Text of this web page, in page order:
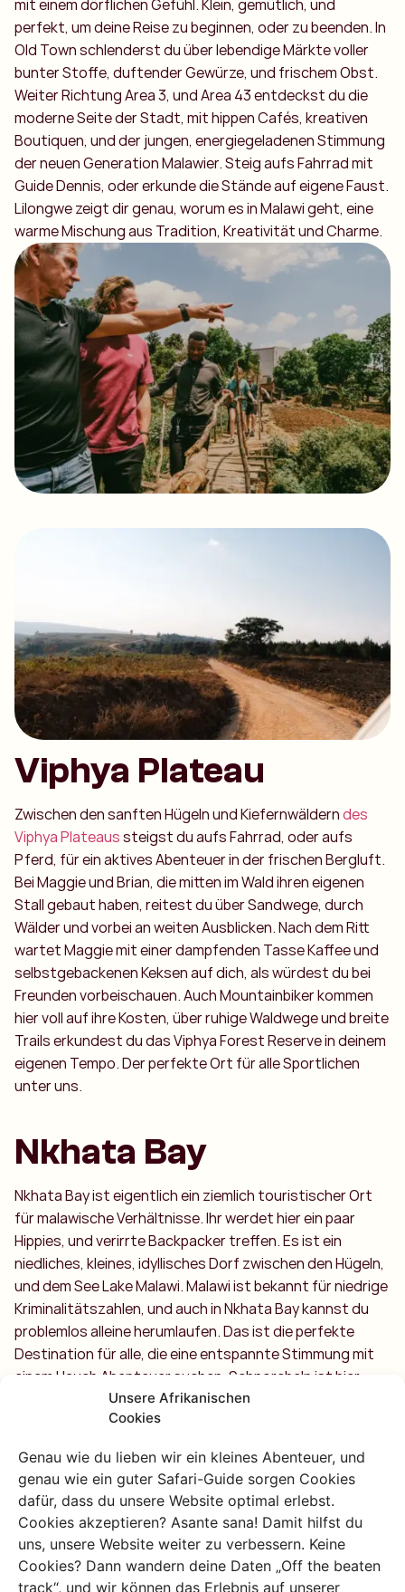
Unsere Afrikanischen
Cookies
Genau wie du lieben wir ein kleines Abenteuer, und
genau wie ein guter Safari-Guide sorgen Cookies
dafür, dass du unsere Website optimal erlebst.
Cookies akzeptieren? Asante sana! Damit hilfst du
uns, unsere Website weiter zu verbessern. Keine
Cookies? Dann wandern deine Daten „Off the beaten
track“, und wir können das Erlebnis auf unserer
mit einem dörflichen Gefühl. Klein, gemütlich, und
perfekt, um deine Reise zu beginnen, oder zu beenden. In
Old Town schlenderst du über lebendige Märkte voller
bunter Stoffe, duftender Gewürze, und frischem Obst.
Weiter Richtung Area 3, und Area 43 entdeckst du die
moderne Seite der Stadt, mit hippen Cafés, kreativen
Boutiquen, und der jungen, energiegeladenen Stimmung
der neuen Generation Malawier. Steig aufs Fahrrad mit
Guide Dennis, oder erkunde die Stände auf eigene Faust.
Lilongwe zeigt dir genau, worum es in Malawi geht, eine
warme Mischung aus Tradition, Kreativität und Charme.
Viphya Plateau
Zwischen den sanften Hügeln und Kiefernwälderndes
Viphya Plateaussteigst du aufs Fahrrad, oder aufs
Pferd, für ein aktives Abenteuer in der frischen Bergluft.
Bei Maggie und Brian, die mitten im Wald ihren eigenen
Stall gebaut haben, reitest du über Sandwege, durch
Wälder und vorbei an weiten Ausblicken. Nach dem Ritt
wartet Maggie mit einer dampfenden Tasse Kaffee und
selbstgebackenen Keksen auf dich, als würdest du bei
Freunden vorbeischauen. Auch Mountainbiker kommen
hier voll auf ihre Kosten, über ruhige Waldwege und breite
Trails erkundest du das Viphya Forest Reserve in deinem
eigenen Tempo. Der perfekte Ort für alle Sportlichen
unter uns.
Nkhata Bay
Nkhata Bay ist eigentlich ein ziemlich touristischer Ort
für malawische Verhältnisse. Ihr werdet hier ein paar
Hippies, und verirrte Backpacker treffen. Es ist ein
niedliches, kleines, idyllisches Dorf zwischen den Hügeln,
und dem See Lake Malawi. Malawi ist bekannt für niedrige
Kriminalitätszahlen, und auch in Nkhata Bay kannst du
problemlos alleine herumlaufen. Das ist die perfekte
Destination für alle, die eine entspannte Stimmung mit
einem Hauch Abenteuer suchen. Schnorcheln ist hier
absolut empfehlenswert, du siehst Fische, die du in
Deutschland sonst nur im Aquarium findest. Ihr könnt
Aufstieg zum Bungulu Hill gibt euch einen schönen
dreihundertsechzig Grad Blick über die ganze
Umgebung.